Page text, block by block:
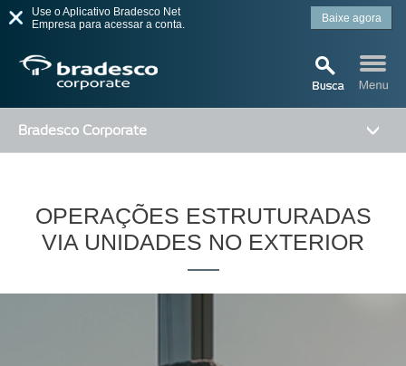
Bradesco Corporate
RECENTES
OPERAÇÕES ESTRUTURADAS
VIA UNIDADES NO EXTERIOR
Use o Aplicativo Bradesco Net
Empresa para acessar a conta.
Baixe agora